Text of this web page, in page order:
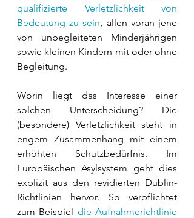
qualifizierte Verletzlichkeit von
Bedeutung zu sein, allen voran jene
von unbegleiteten Minderjährigen
sowie kleinen Kindern mit oder ohne
Begleitung.
Worin liegt das Interesse einer
solchen Unterscheidung? Die
(besondere) Verletzlichkeit steht in
engem Zusammenhang mit einem
erhöhten Schutzbedürfnis. Im
Europäischen Asylsystem geht dies
explizit aus den revidierten Dublin-
Richtlinien hervor. So verpflichtet
zum Beispiel die Aufnahmerichtlinie